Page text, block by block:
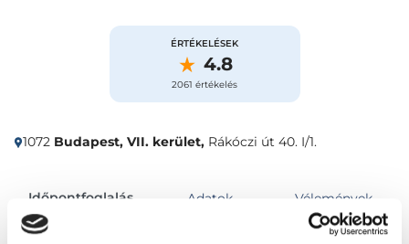
ÉRTÉKELÉSEK
4.8
2061 értékelés
1072 Budapest, VII. kerület, Rákóczi út 40. I/1.
Időpontfoglalás Adatok Vélemények